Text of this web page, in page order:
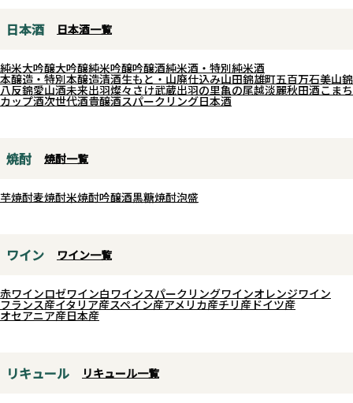
ブレンド赤のスペシャルエディシ
メルローを主体に、シラー、カベ
ルネ・フラン、グルナッシュな
な果実味に、シラー由来のスパイ
が重なり合う、軽やかでジューシ
仲田氏いわく「バランスが良く、
寄り添ってほしい赤ワイン」。ト
マトソースのパスタから酢豚、ハ
て、そしてギフトにもぴったりの
の晩酌に最適な、やや辛口の飲み
飽きしない味わいです。
やインテリアに再利用したくなる
日本酒 日本酒一覧
純米大吟醸大吟醸純米吟醸吟醸酒純米酒・特別純米酒
本醸造・特別本醸造清酒生もと・山廃仕込み山田錦雄町五百万石美山錦
八反錦愛山酒未来出羽燦々 さけ武蔵出羽の里亀の尾越淡麗秋田酒こまち
カップ酒次世代酒貴醸酒スパークリング日本酒
焼酎 焼酎一覧
芋焼酎麦焼酎米焼酎吟醸酒黒糖焼酎泡盛
ワイン ワイン一覧
赤ワインロゼワイン白ワインスパークリングワインオレンジワイン
フランス産イタリア産スペイン産アメリカ産チリ産 ドイツ産
オセアニア産日本産
リキュール リキュール一覧